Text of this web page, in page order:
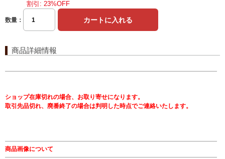
割引: 23%OFF
数量：
商品詳細情報
ショップ在庫切れの場合、お取り寄せになります。
取引先品切れ、廃番終了の場合は判明した時点でご連絡いたします。
商品画像について